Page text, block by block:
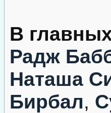
В
Радж
Наташа
Бирбал,